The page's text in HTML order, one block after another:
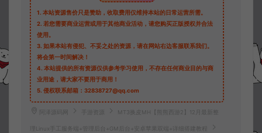
1. 本站资源售价只是赞助，收取费用仅维持本站的日常运营所需。
2. 若您需要商业运营或用于其他商业活动，请您购买正版授权并合法
使用。
3. 如果本站有侵犯、不妥之处的资源，请在网站右边客服联系我们。
将会第一时间解决！
4. 本站提供的所有资源仅供参考学习使用，不存在任何商业目的与商
业用途，请大家不要用于商用！
5. 侵权联系邮箱：32838727@qq.com
阿泽源码网 手游资源 MT3换皮MH【熊熊西游2】12月最新整
理Linux手工服务端+管理后台+GM后台+安卓苹果双端+详细搭建教程